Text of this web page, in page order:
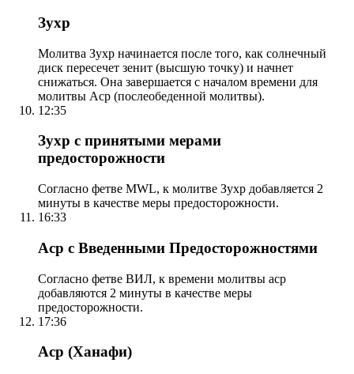
Зухр
Молитва Зухр начинается после того, как солнечный
диск пересечет зенит (высшую точку) и начнет
снижаться. Она завершается с началом времени для
молитвы Аср (послеобеденной молитвы).
12:35
Зухр с принятыми мерами
предосторожности
Согласно фетве MWL, к молитве Зухр добавляется 2
минуты в качестве меры предосторожности.
16:33
Аср с Введенными Предосторожностями
Согласно фетве ВИЛ, к времени молитвы аср
добавляются 2 минуты в качестве меры
предосторожности.
17:36
Аср (Ханафи)